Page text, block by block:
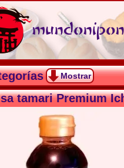
Mostrar
tamari Premium